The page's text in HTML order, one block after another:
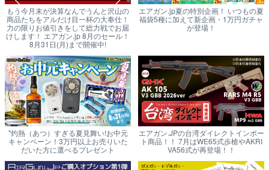
もう今月末が決算なんでうんと沢山の
商品たちをアルだけ目一杯の大奉仕！
力の限りお値引きをして総力戦でお届
けします！ エアガン.jp 8月のセール！
8月31日(月)まで開催中!
エアガン.jp夏の特別企画！ いつもの夏
福袋5種に加えて新企画・1万円ガチャ
が登場！
"灼熱（あつ）すぎる夏見舞い!お中元
キャンペーン！3万円以上お売りいた
だいた方に選べるプレゼント
エアガン.JPの台湾ダイレクトインポー
ト商品！！ 7月はWE65式歩槍やAKRI
VA56式が再登場！！